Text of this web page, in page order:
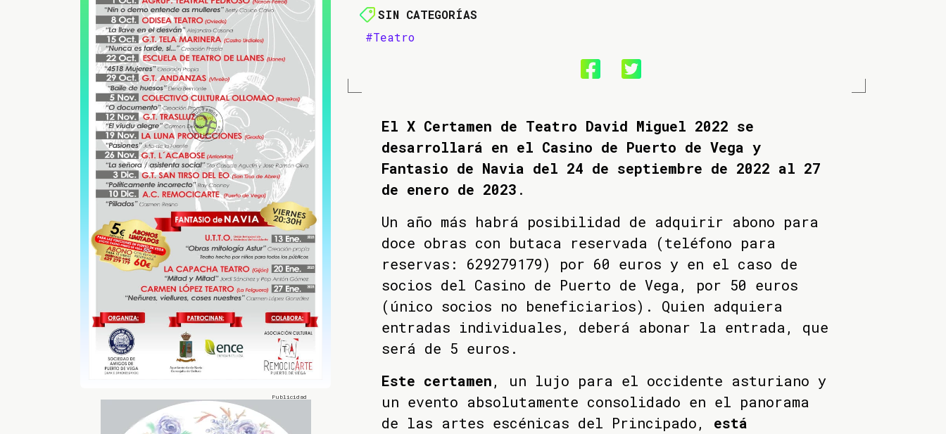
SIN CATEGORÍAS
#Teatro
El X Certamen de Teatro David Miguel 2022 se
desarrollará en el Casino de Puerto de Vega y
Fantasio de Navia del 24 de septiembre de 2022 al 27
de enero de 2023 .
Un año más habrá posibilidad de adquirir abono para
doce obras con butaca reservada (teléfono para
reservas: 629279179) por 60 euros y en el caso de
socios del Casino de Puerto de Vega, por 50 euros
(único socios no beneficiarios). Quien adquiera
entradas individuales, deberá abonar la entrada, que
será de 5 euros.
Este certamen, un lujo para el occidente asturiano y
un evento absolutamente consolidado en el panorama
de las artes escénicas del Principado, está